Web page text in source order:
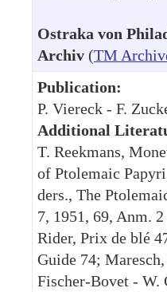
Ostraka von
Archiv (TM
Publication:
P. Viereck - F.
Additional
T. Reekmans,
of Ptolemaic
ders., The
7, 1951, 69, Anm.
Rider, Prix de blé
Guide 74;
Fischer-Bovet - W.